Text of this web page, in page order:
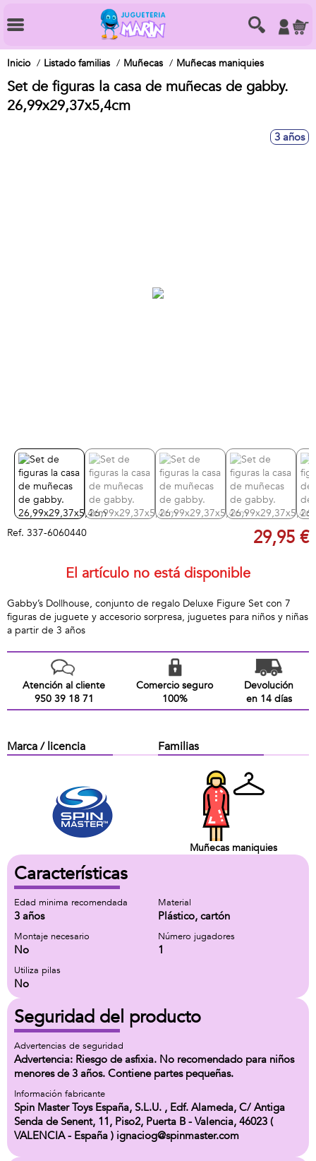
Inicio Listado familias Muñecas Muñecas maniquies
Set de figuras la casa de muñecas de gabby.
26,99x29,37x5,4cm
3 años
Ref. 337-6060440 29,95 €
El artículo no está disponible
Gabby’s Dollhouse, conjunto de regalo Deluxe Figure Set con 7
figuras de juguete y accesorio sorpresa, juguetes para niños y niñas
a partir de 3 años
Atención al cliente
950 39 18 71
Comercio seguro
100%
Devolución
en 14 días
Marca / licencia Familias
Muñecas maniquies
Características
Edad minima recomendada
3 años
Material
Plástico, cartón
Montaje necesario
No
Número jugadores
1
Utiliza pilas
No
Seguridad del producto
Advertencias de seguridad
Advertencia: Riesgo de asfixia. No recomendado para niños
menores de 3 años. Contiene partes pequeñas.
Información fabricante
Spin Master Toys España, S.L.U. , Edf. Alameda, C/ Antiga
Senda de Senent, 11, Piso2, Puerta B - Valencia, 46023 (
VALENCIA - España ) ignaciog@spinmaster.com